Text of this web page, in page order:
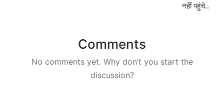
नहीं पहुंचे..
Comments
No comments yet. Why don’t you start the
discussion?